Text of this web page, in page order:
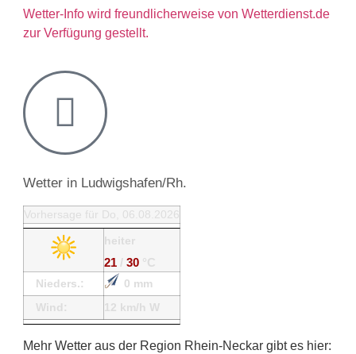
Wetter-Info wird freundlicherweise von Wetterdienst.de
zur Verfügung gestellt.
Wetter in Ludwigshafen/Rh.
Vorhersage für Do, 06.08.2026
heiter
21/ 30°C
Nieders.:
0 mm
Wind:
12 km/h W
Mehr Wetter aus der Region Rhein-Neckar gibt es hier: